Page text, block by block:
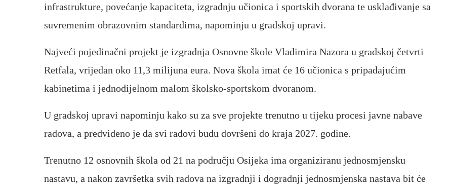
infrastrukture, povećanje kapaciteta, izgradnju učionica i sportskih dvorana te usklađivanje sa
suvremenim obrazovnim standardima, napominju u gradskoj upravi.
Najveći pojedinačni projekt je izgradnja Osnovne škole Vladimira Nazora u gradskoj četvrti
Retfala, vrijedan oko 11,3 milijuna eura. Nova škola imat će 16 učionica s pripadajućim
kabinetima i jednodijelnom malom školsko-sportskom dvoranom.
U gradskoj upravi napominju kako su za sve projekte trenutno u tijeku procesi javne nabave
radova, a predviđeno je da svi radovi budu dovršeni do kraja 2027. godine.
Trenutno 12 osnovnih škola od 21 na području Osijeka ima organiziranu jednosmjensku
nastavu, a nakon završetka svih radova na izgradnji i dogradnji jednosmjenska nastava bit će